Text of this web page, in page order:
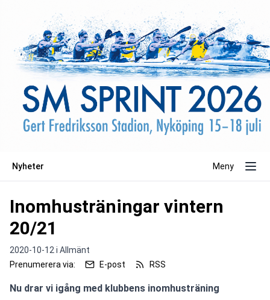
Nyheter Meny
Inomhusträningar vintern
20/21
2020-10-12 i Allmänt
Prenumerera via:
E-post RSS
Nu drar vi igång med klubbens inomhusträning